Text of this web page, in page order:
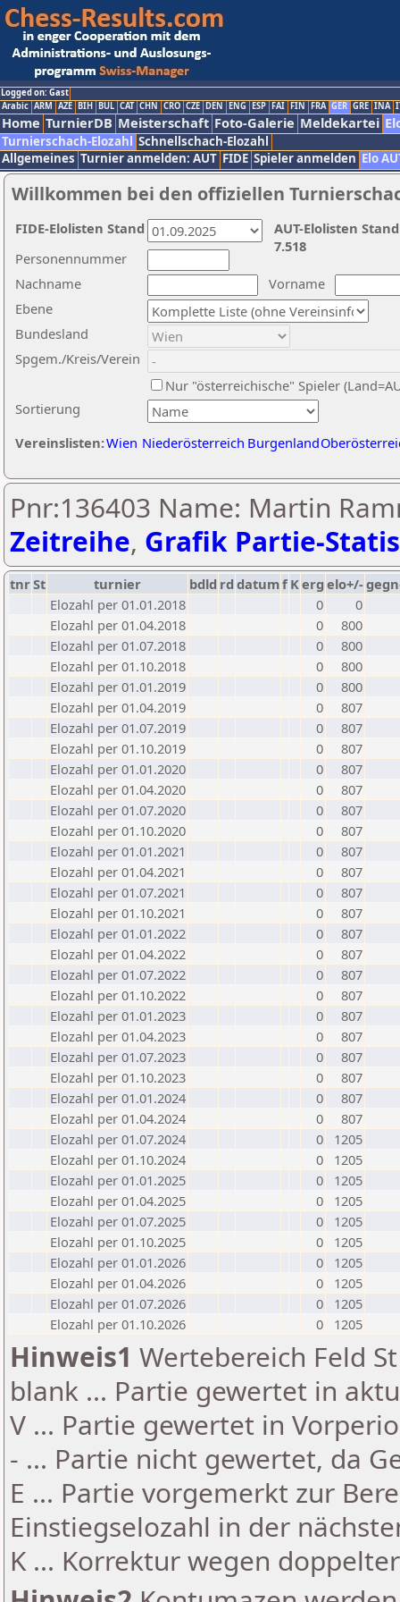
Logged on: Gast
Arabic ARM AZE BIH BUL CAT CHN CRO CZE DEN ENG ESP FAI FIN FRA GER GRE INA
Home TurnierDB Meisterschaft Foto-Galerie Meldekartei
Turnierschach-Elozahl Schnellschach-Elozahl
Allgemeines Turnier anmelden: AUT FIDE Spieler anmelden Elo
Willkommen bei den offiziellen
Nachname
Vorname
Ebene
Sortierung
Personennummer
Bundesland
Spgem./Kreis/Verein
Nur "österreichische" Spieler
Vereinslisten:Wien Niederösterreich Burgenland
AUT-Elolisten
7.518
FIDE-Elolisten Stand
Pnr:136403 Name: Martin
Zeitreihe, Grafik Partie-
tnrSt turnier bdld rd datumf Kerg elo+/-
Elozahl per 01.01.2018
0
0
Elozahl per 01.04.2018
0
800
Elozahl per 01.07.2018
0
800
Elozahl per 01.10.2018
0
800
Elozahl per 01.01.2019
0
800
Elozahl per 01.04.2019
0
807
Elozahl per 01.07.2019
0
807
Elozahl per 01.10.2019
0
807
Elozahl per 01.01.2020
0
807
Elozahl per 01.04.2020
0
807
Elozahl per 01.07.2020
0
807
Elozahl per 01.10.2020
0
807
Elozahl per 01.01.2021
0
807
Elozahl per 01.04.2021
0
807
Elozahl per 01.07.2021
0
807
Elozahl per 01.10.2021
0
807
Elozahl per 01.01.2022
0
807
Elozahl per 01.04.2022
0
807
Elozahl per 01.07.2022
0
807
Elozahl per 01.10.2022
0
807
Elozahl per 01.01.2023
0
807
Elozahl per 01.04.2023
0
807
Elozahl per 01.07.2023
0
807
Elozahl per 01.10.2023
0
807
Elozahl per 01.01.2024
0
807
Elozahl per 01.04.2024
0
807
Elozahl per 01.07.2024
0
1205
Elozahl per 01.10.2024
0
1205
Elozahl per 01.01.2025
0
1205
Elozahl per 01.04.2025
0
1205
Elozahl per 01.07.2025
0
1205
Elozahl per 01.10.2025
0
1205
Elozahl per 01.01.2026
0
1205
Elozahl per 01.04.2026
0
1205
Elozahl per 01.07.2026
0
1205
Elozahl per 01.10.2026
0 1205
Hinweis1 Wertebereich Feld
blank ... Partie gewertet in
V ... Partie gewertet in
- ... Partie nicht gewertet, da
E ... Partie vorgemerkt zur
Einstiegselozahl in der
K ... Korrektur wegen